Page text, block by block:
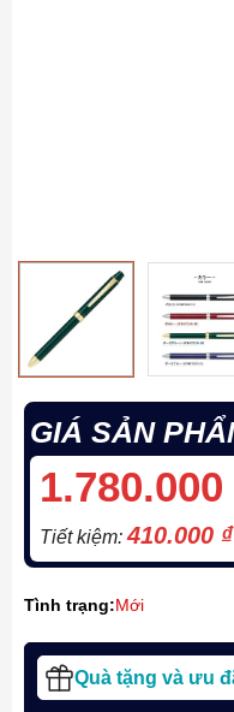
GIÁ SẢN
1.780.000
Tiết kiệm:410.000 ₫
Tình trạng:Mới
Quà tặng và ưu